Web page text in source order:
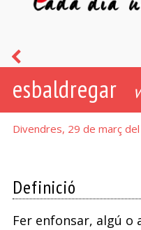
esbaldregar v
Divendres, 29 de març
Definició
Fer enfonsar, algú o
reguitzer
-
era